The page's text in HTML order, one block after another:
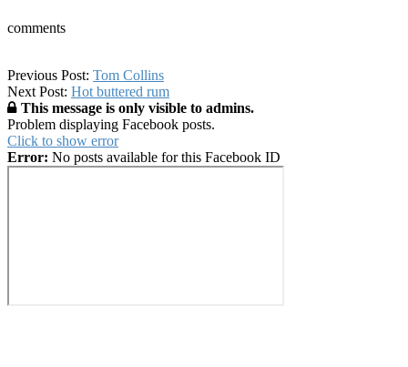
comments
2017-
11-
29
Previous Post: Tom Collins
Next Post: Hot buttered rum
This message is only visible to admins.
Problem displaying Facebook posts.
Click to show error
Error: No posts available for this Facebook ID